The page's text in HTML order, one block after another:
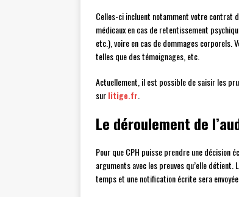
Celles-ci incluent notamment votre contrat
médicaux en cas de retentissement
etc.), voire en cas de dommages corporels.
telles que des témoignages, etc.
Actuellement, il est possible de saisir les
surlitige.fr
Le déroulement de
Pour que CPH puisse prendre une décision
arguments avec les preuves qu’elle
temps et une notification écrite sera